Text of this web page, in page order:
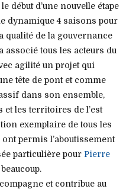
début d’une nouvelle étape
dynamique 4 saisons pour
qualité de la gouvernance
associé tous les acteurs du
agilité un projet qui
tête de pont et comme
dans son ensemble,
et les territoires de l’est
exemplaire de tous les
permis l’aboutissement
particulière pour Pierre
et contribue au